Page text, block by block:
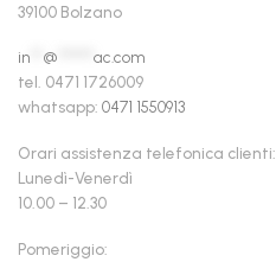
39100 Bolzano
in @
ac.com
tel. 0471 1726009
whatsapp: 0471 1550913
Orari assistenza telefonica clienti:
Lunedì-Venerdì
10.00 – 12.30
Pomeriggio: